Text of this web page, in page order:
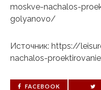
moskve-nachalos-
golyanovo/
Источник: https://
nachalos-
FACEBOOK